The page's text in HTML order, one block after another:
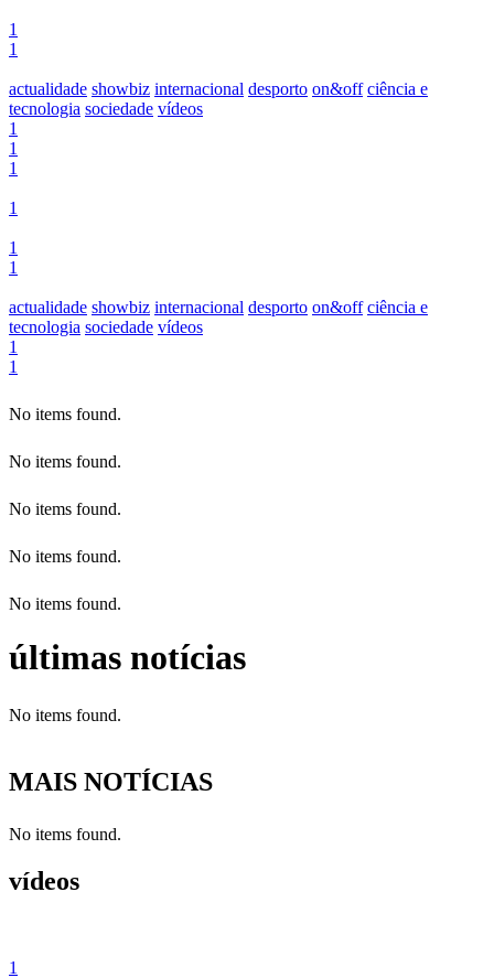
1
1
actualidade showbiz internacional desporto on&off ciência e
tecnologia sociedade vídeos
1
1
1
1
1
1
actualidade showbiz internacional desporto on&off ciência e
tecnologia sociedade vídeos
1
1
No items found.
No items found.
No items found.
No items found.
No items found.
últimas notícias
No items found.
MAIS NOTÍCIAS
No items found.
vídeos
1